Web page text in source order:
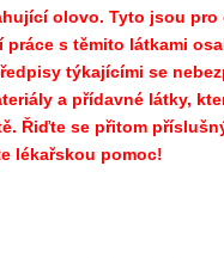
olovo. Tyto jsou
práce s těmito látkami
týkajícími se
a přídavné látky,
Řiďte se přitom
lékařskou pomoc!